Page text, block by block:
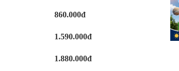
860.000đ
1.590.000đ
1.880.000đ